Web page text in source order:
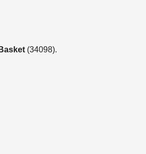
(34098).